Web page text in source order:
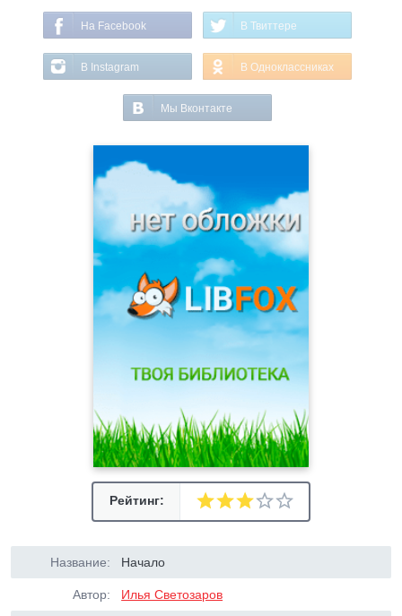
На Facebook В Твиттере
В Instagram В Одноклассниках
Мы Вконтакте
Рейтинг:
Название: Начало
Автор: Илья Светозаров